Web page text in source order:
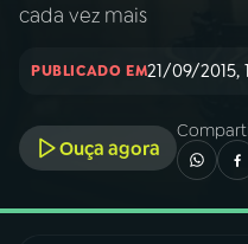
INÍCIO
A RÁDIO
03PROGRAMAÇÃO
cada vez mais
PUBLICADO EM21/09/2015,
Ouça agora